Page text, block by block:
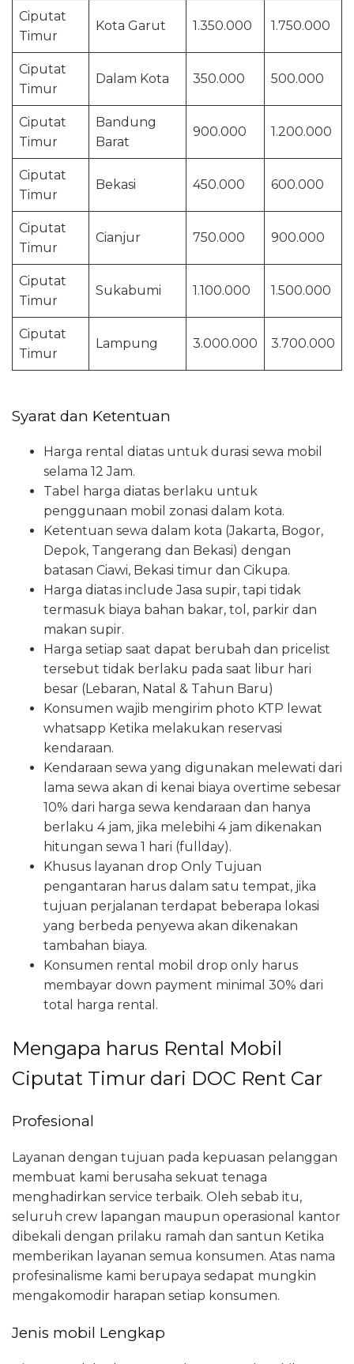
Ciputat
Timur
Kota Garut 1.350.000 1.750.000
Ciputat
Timur
Dalam Kota 350.000 500.000
Ciputat
Timur
Bandung
Barat
900.000 1.200.000
Ciputat
Timur
Bekasi 450.000 600.000
Ciputat
Timur
Cianjur 750.000 900.000
Ciputat
Timur
Sukabumi 1.100.000 1.500.000
Ciputat
Timur
Lampung 3.000.000 3.700.000
Syarat dan Ketentuan
Harga rental diatas untuk durasi sewa mobil
selama 12 Jam.
Tabel harga diatas berlaku untuk
penggunaan mobil zonasi dalam kota.
Ketentuan sewa dalam kota (Jakarta, Bogor,
Depok, Tangerang dan Bekasi) dengan
batasan Ciawi, Bekasi timur dan Cikupa.
Harga diatas include Jasa supir, tapi tidak
termasuk biaya bahan bakar, tol, parkir dan
makan supir.
Harga setiap saat dapat berubah dan pricelist
tersebut tidak berlaku pada saat libur hari
besar (Lebaran, Natal & Tahun Baru)
Konsumen wajib mengirim photo KTP lewat
whatsapp Ketika melakukan reservasi
kendaraan.
Kendaraan sewa yang digunakan melewati dari
lama sewa akan di kenai biaya overtime sebesar
10% dari harga sewa kendaraan dan hanya
berlaku 4 jam, jika melebihi 4 jam dikenakan
hitungan sewa 1 hari (fullday).
Khusus layanan drop Only Tujuan
pengantaran harus dalam satu tempat, jika
tujuan perjalanan terdapat beberapa lokasi
yang berbeda penyewa akan dikenakan
tambahan biaya.
Konsumen rental mobil drop only harus
membayar down payment minimal 30% dari
total harga rental.
Mengapa harus Rental Mobil
Ciputat Timur dari DOC Rent Car
Profesional
Layanan dengan tujuan pada kepuasan pelanggan
membuat kami berusaha sekuat tenaga
menghadirkan service terbaik. Oleh sebab itu,
seluruh crew lapangan maupun operasional kantor
dibekali dengan prilaku ramah dan santun Ketika
memberikan layanan semua konsumen. Atas nama
profesinalisme kami berupaya sedapat mungkin
mengakomodir harapan setiap konsumen.
Jenis mobil Lengkap